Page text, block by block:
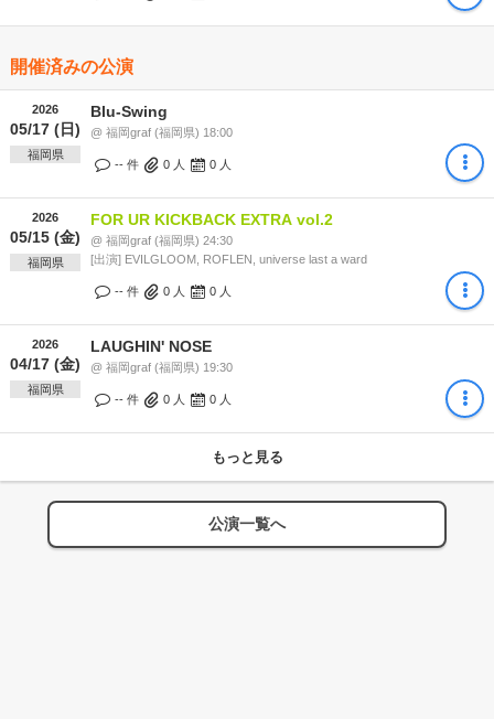
開催済みの公演
2026
05/17 (日)
福岡県
Blu-Swing
@ 福岡graf (福岡県) 18:00
-- 件 0 人 0 人
2026
05/15 (金)
福岡県
FOR UR KICKBACK EXTRA vol.2
@ 福岡graf (福岡県) 24:30
[出演] EVILGLOOM, ROFLEN, universe last a ward
-- 件 0 人 0 人
2026
04/17 (金)
福岡県
LAUGHIN' NOSE
@ 福岡graf (福岡県) 19:30
-- 件 0 人 0 人
もっと見る
公演一覧へ